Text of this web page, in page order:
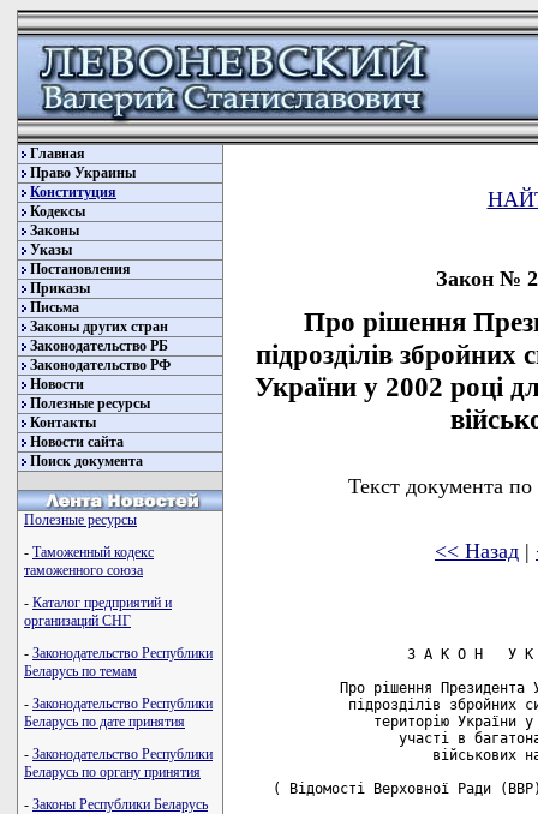
Главная
Право Украины
Конституция
Кодексы
Законы
Указы
Постановления
Приказы
Письма
Законы других стран
Законодательство РБ
Законодательство РФ
Новости
Полезные ресурсы
Контакты
Новости сайта
Поиск документа
Полезные ресурсы
- Таможенный кодекс
таможенного союза
- Каталог предприятий и
организаций СНГ
- Законодательство Республики
Беларусь по темам
- Законодательство Республики
Беларусь по дате принятия
- Законодательство Республики
Беларусь по органу принятия
- Законы Республики Беларусь
Закон №
Про рішення
підрозділів
України у 2002 році
Текст документа
<< Назад |
З А К О Н   У К
Про рішення Президента
підрозділів збройних
територію України
участі в
військових
( Відомості Верховної Ради